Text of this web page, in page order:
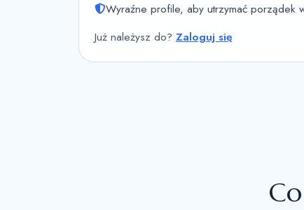
Wyraźne profile, aby utrzymać porządek
Już należysz do? Zaloguj się